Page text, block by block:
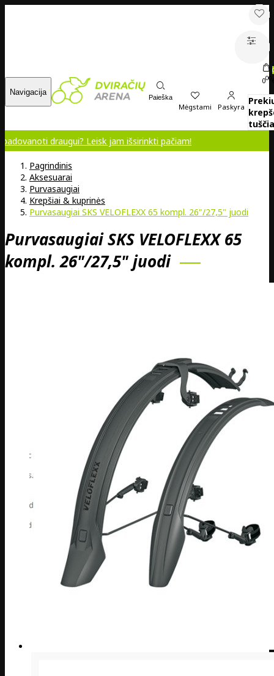
Navigacija
Paieška
Mėgstami Paskyra
000
Leisk jam išsirinkti pačiam!
Pagrindinis
Aksesuarai
Purvasaugiai
Krepšiai & kuprinės
Purvasaugiai SKS VELOFLEXX 65 kompl. 26"/27,5" juodi
Purvasaugiai SKS VELOFLEXX 65
kompl. 26"/27,5" juodi